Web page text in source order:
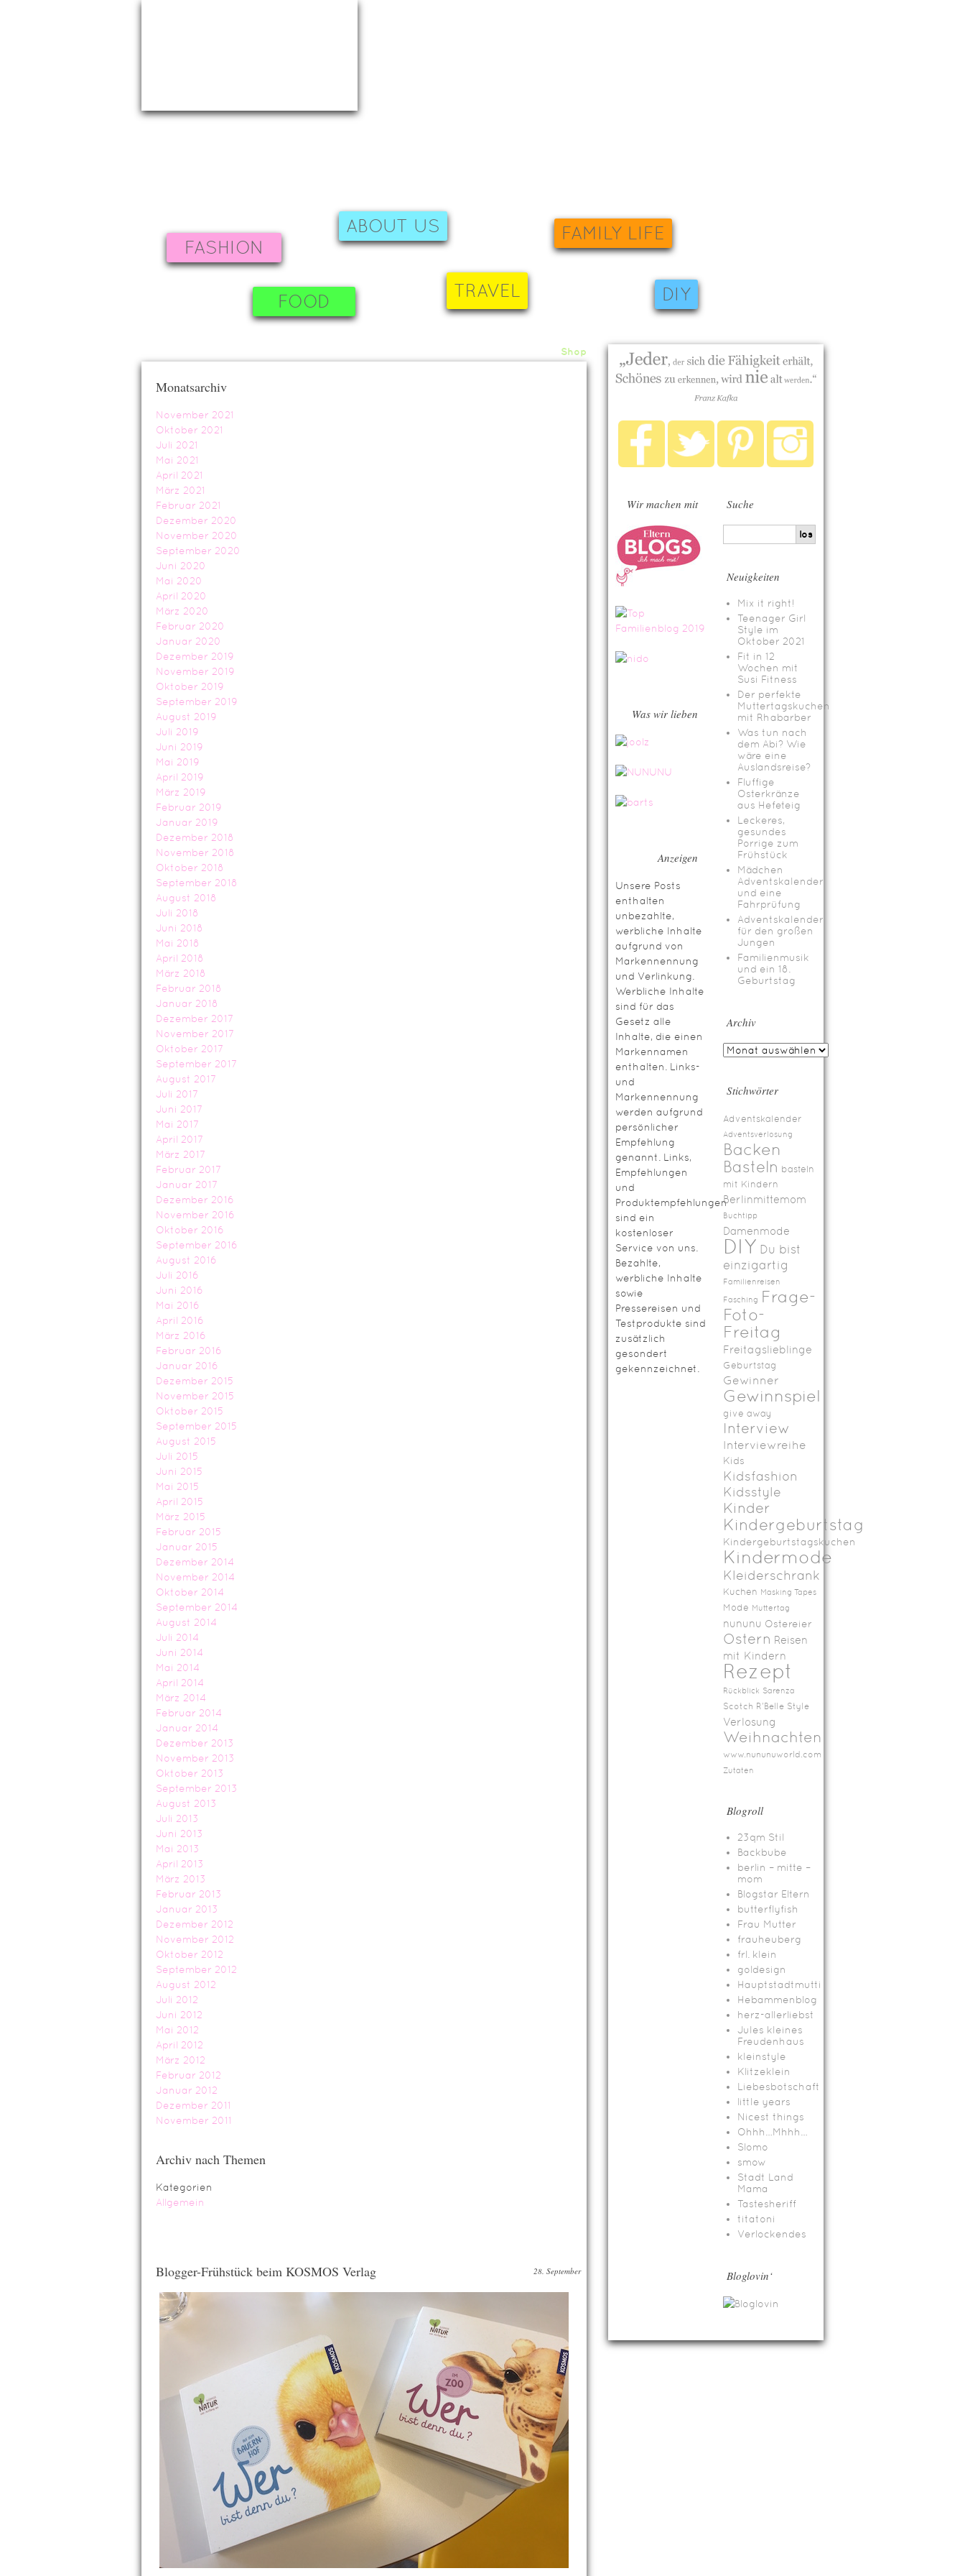
FASHION
FOOD
TRAVEL DIY
ABOUT US FAMILY LIFE
Shop
Monatsarchiv
November 2021
Oktober 2021
Juli 2021
Mai 2021
April 2021
März 2021
Februar 2021
Dezember 2020
November 2020
September 2020
Juni 2020
Mai 2020
April 2020
März 2020
Februar 2020
Januar 2020
Dezember 2019
November 2019
Oktober 2019
September 2019
August 2019
Juli 2019
Juni 2019
Mai 2019
April 2019
März 2019
Februar 2019
Januar 2019
Dezember 2018
November 2018
Oktober 2018
September 2018
August 2018
Juli 2018
Juni 2018
Mai 2018
April 2018
März 2018
Februar 2018
Januar 2018
Dezember 2017
November 2017
Oktober 2017
September 2017
August 2017
Juli 2017
Juni 2017
Mai 2017
April 2017
März 2017
Februar 2017
Januar 2017
Dezember 2016
November 2016
Oktober 2016
September 2016
August 2016
Juli 2016
Juni 2016
Mai 2016
April 2016
März 2016
Februar 2016
Januar 2016
Dezember 2015
November 2015
Oktober 2015
September 2015
August 2015
Juli 2015
Juni 2015
Mai 2015
April 2015
März 2015
Februar 2015
Januar 2015
Dezember 2014
November 2014
Oktober 2014
September 2014
August 2014
Juli 2014
Juni 2014
Mai 2014
April 2014
März 2014
Februar 2014
Januar 2014
Dezember 2013
November 2013
Oktober 2013
September 2013
August 2013
Juli 2013
Juni 2013
Mai 2013
April 2013
März 2013
Februar 2013
Januar 2013
Dezember 2012
November 2012
Oktober 2012
September 2012
August 2012
Juli 2012
Juni 2012
Mai 2012
April 2012
März 2012
Februar 2012
Januar 2012
Dezember 2011
November 2011
Archiv nach Themen
Kategorien
Allgemein
Blogger-Frühstück beim KOSMOS Verlag 28. September
Wir machen mit
Was wir lieben
Anzeigen
Unsere Posts
enthalten
unbezahlte,
werbliche Inhalte
aufgrund von
Markennennung
und Verlinkung.
Werbliche Inhalte
sind für das
Gesetz alle
Inhalte, die einen
Markennamen
enthalten. Links-
und
Markennennung
werden aufgrund
persönlicher
Empfehlung
genannt. Links,
Empfehlungen
und
Produktempfehlungen
sind ein
kostenloser
Service von uns.
Bezahlte,
werbliche Inhalte
sowie
Pressereisen und
Testprodukte sind
zusätzlich
gesondert
gekennzeichnet.
Suche
Neuigkeiten
Mix it right!
Teenager Girl
Style im
Oktober 2021
Fit in 12
Wochen mit
Susi Fitness
Der perfekte
Muttertagskuchen
mit Rhabarber
Was tun nach
dem Abi? Wie
wäre eine
Auslandsreise?
Fluffige
Osterkränze
aus Hefeteig
Leckeres,
gesundes
Porrige zum
Frühstück
Mädchen
Adventskalender
und eine
Fahrprüfung
Adventskalender
für den großen
Jungen
Familienmusik
und ein 18.
Geburtstag
Archiv
Stichwörter
Adventskalender
Adventsverlosung
Backen
Basteln basteln
mit Kindern
Berlinmittemom
Buchtipp
Damenmode
DIY Du bist
einzigartig
Familienreisen
Fasching Frage-
Foto-
Freitag
Freitagslieblinge
Geburtstag
Gewinner
Gewinnspiel
give away
Interview
Interviewreihe
Kids
Kidsfashion
Kidsstyle
Kinder
Kindergeburtstag
Kindergeburtstagskuchen
Kindermode
Kleiderschrank
Kuchen Masking Tapes
Mode Muttertag
nununu Ostereier
Ostern Reisen
mit Kindern
Rezept
Rückblick Sarenza
Scotch R'Belle Style
Verlosung
Weihnachten
www.nununuworld.com
Zutaten
Blogroll
23qm Stil
Backbube
berlin – mitte –
mom
Blogstar Eltern
butterflyfish
Frau Mutter
frauheuberg
frl. klein
goldesign
Hauptstadtmutti
Hebammenblog
herz-allerliebst
Jules kleines
Freudenhaus
kleinstyle
Klitzeklein
Liebesbotschaft
little years
Nicest things
Ohhh…Mhhh…
Slomo
smow
Stadt Land
Mama
Tastesheriff
titatoni
Verlockendes
Bloglovin‘